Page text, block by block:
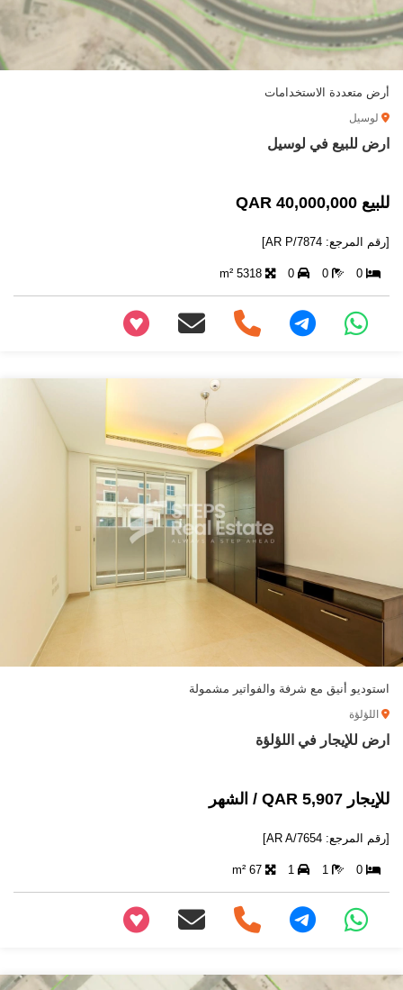
أرض متعددة الاستخدامات
لوسيل
ارض للبيع في لوسيل
للبيع 40,000,000 QAR
[رقم المرجع: AR P/7874]
0
0
0
5318 m²
استوديو أنيق مع شرفة والفواتير مشمولة
اللؤلؤة
ارض للإيجار في اللؤلؤة
للإيجار 5,907 QAR / الشهر
[رقم المرجع: AR A/7654]
0
1
1
67 m²